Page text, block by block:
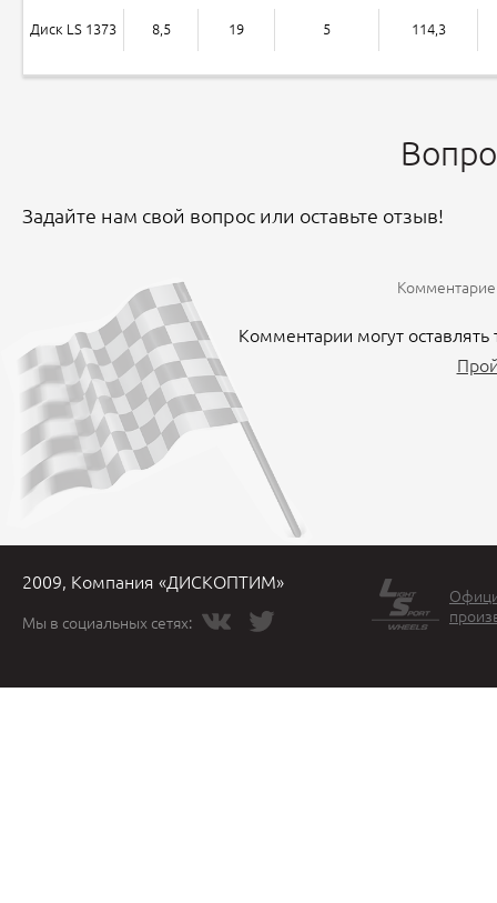
Диск LS 1373 8,5 19 5 114,3
Задайте нам свой вопрос или оставьте отзыв!
Комментарии могут
2009, Компания «ДИСКОПТИМ»
Мы в социальных сетях: